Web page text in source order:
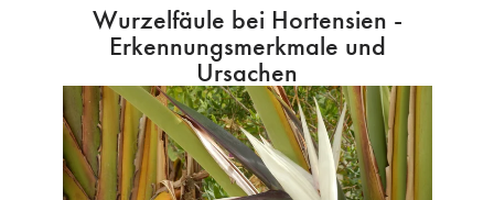
Wurzelfäule bei Hortensien -
Erkennungsmerkmale und
Ursachen